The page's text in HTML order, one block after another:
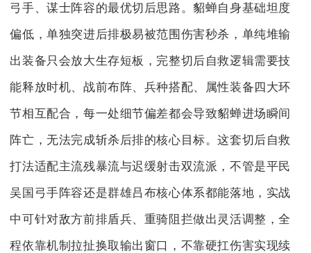
弓手、谋士阵容的最优切后思路。貂蝉自身基础坦度
偏低，单独突进后排极易被范围伤害秒杀，单纯堆输
出装备只会放大生存短板，完整切后自救逻辑需要技
能释放时机、战前布阵、兵种搭配、属性装备四大环
节相互配合，每一处细节偏差都会导致貂蝉进场瞬间
阵亡，无法完成斩杀后排的核心目标。这套切后自救
打法适配主流残暴流与迟缓射击双流派，不管是平民
吴国弓手阵容还是群雄吕布核心体系都能落地，实战
中可针对敌方前排盾兵、重骑阻拦做出灵活调整，全
程依靠机制拉扯换取输出窗口，不靠硬扛伤害实现续